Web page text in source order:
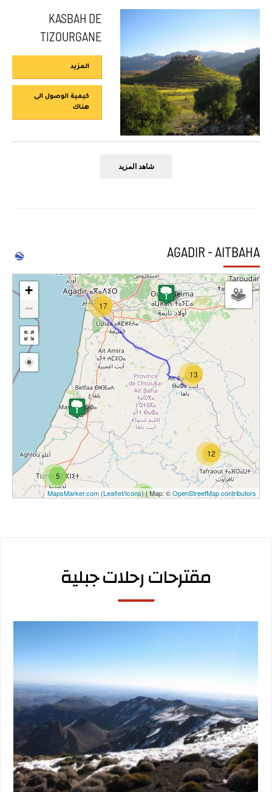
KASBAH DE
TIZOURGANE
المزيد
كيفية الوصول الى
هناك
شاهد المزيد
AGADIR - AITBAHA
12
13
17
5
5
+
−
MapsMarker.com (Leaflet/Icons) | Map: ©OpenStreetMap contributors
مقترحات رحلات جبلية